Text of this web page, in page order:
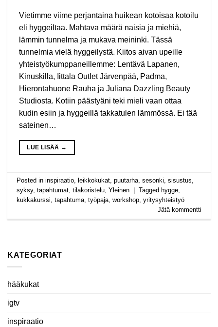
KATEGORIAT
hääkukat
igtv
inspiraatio
Vietimme viime perjantaina huikean kotoisaa kotoilu
eli hyggeiltaa. Mahtava määrä naisia ja miehiä,
lämmin tunnelma ja mukava meininki. Tässä
tunnelmia vielä hyggeilystä. Kiitos aivan upeille
yhteistyökumppaneillemme: Lentävä Lapanen,
Kinuskilla, Iittala Outlet Järvenpää, Padma,
Hierontahuone Rauha ja Juliana Dazzling Beauty
Studiosta. Kotiin päästyäni teki mieli vaan ottaa
kudin esiin ja hyggeillä takkatulen lämmössä. Ei tää
sateinen…
LUE LISÄÄ →
Posted ininspiraatio leikkokukat ,puutarha ,sesonki ,sisustus
syksy,tapahtumat ,tilakoristelu ,Yleinen Tagged hygge
kukkakurssi ,tapahtuma ,työpaja ,workshop ,yritysyhteistyö
Jätä kommentti